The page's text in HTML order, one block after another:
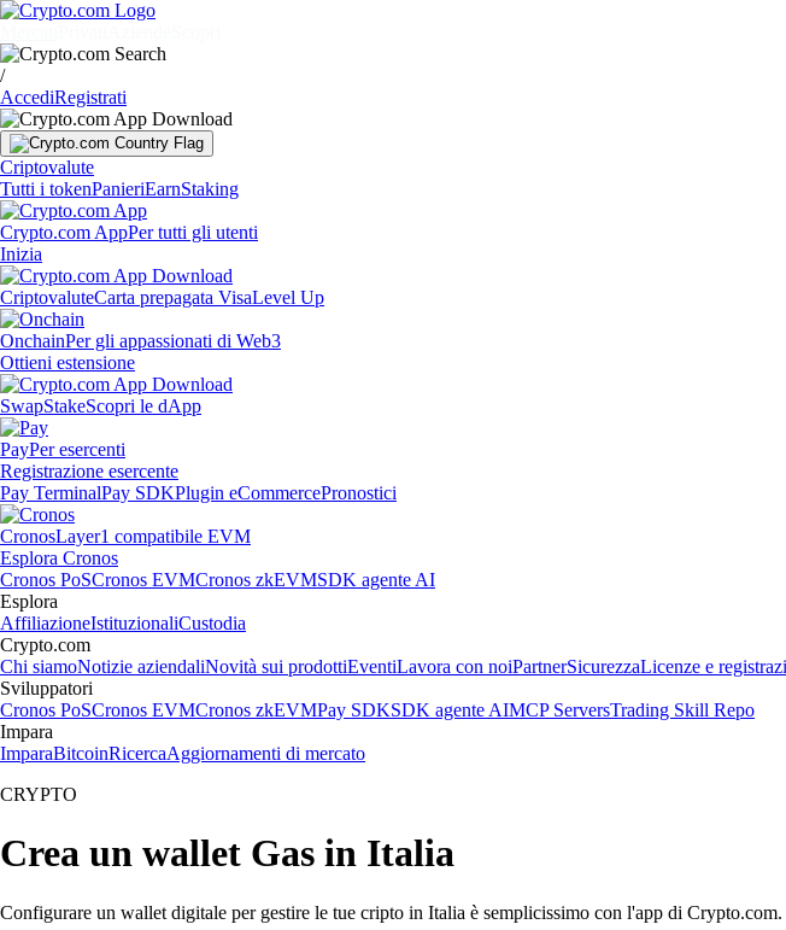
/
AccediRegistrati
Criptovalute
Tutti i tokenPanieriEarnStaking
Crypto.com AppPer tutti gli utenti
Inizia
CriptovaluteCarta prepagata VisaLevel Up
OnchainPer gli appassionati di Web3
Ottieni estensione
SwapStakeScopri le dApp
PayPer esercenti
Registrazione esercente
Pay TerminalPay SDKPlugin eCommercePronostici
CronosLayer1 compatibile EVM
Esplora Cronos
Cronos PoSCronos EVMCronos zkEVMSDK agente AI
Esplora
AffiliazioneIstituzionaliCustodia
Crypto.com
Chi siamoNotizie aziendaliNovità sui prodottiEventiLavora con noiPartnerSicurezzaLicenze e
Sviluppatori
Cronos PoSCronos EVMCronos zkEVMPay SDKSDK agente AIMCP ServersTrading Skill Repo
Impara
ImparaBitcoinRicercaAggiornamenti di mercato
CRYPTO
Crea un wallet Gas in Italia
Configurare un wallet digitale per gestire le tue cripto in Italia è semplicissimo con l'app di